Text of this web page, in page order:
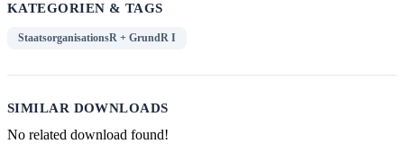
KATEGORIEN & TAGS
StaatsorganisationsR + GrundR I
SIMILAR DOWNLOADS
No related download found!